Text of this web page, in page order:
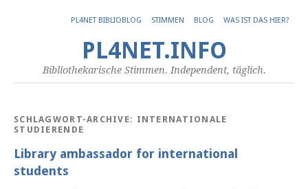
PL4NET BIBLIOBLOG STIMMEN BLOG WAS IST DAS HIER?
PL4NET.INFO
Bibliothekarische Stimmen. Independent, täglich.
SCHLAGWORT-ARCHIVE: INTERNATIONALE
STUDIERENDE
Library ambassador for international
students